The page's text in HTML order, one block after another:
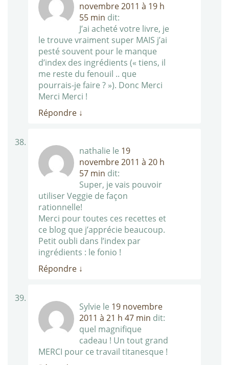
novembre 2011 à 19 h
55 min dit:
J’ai acheté votre livre, je
le trouve vraiment super MAIS j’ai
pesté souvent pour le manque
d’index des ingrédients (« tiens, il
me reste du fenouil .. que
pourrais-je faire ? »). Donc Merci
Merci Merci !
Répondre ↓
nathalie le 19
novembre 2011 à 20 h
57 min dit:
Super, je vais pouvoir
utiliser Veggie de façon
rationnelle!
Merci pour toutes ces recettes et
ce blog que j’apprécie beaucoup.
Petit oubli dans l’index par
ingrédients : le fonio !
Répondre ↓
Sylvie le 19 novembre
2011 à 21 h 47 min dit:
quel magnifique
cadeau ! Un tout grand
MERCI pour ce travail titanesque !